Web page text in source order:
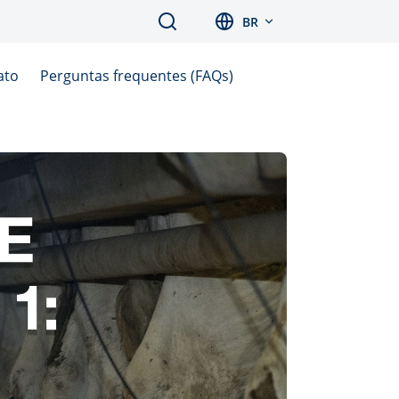
Search BR
Perguntas frequentes (FAQs)